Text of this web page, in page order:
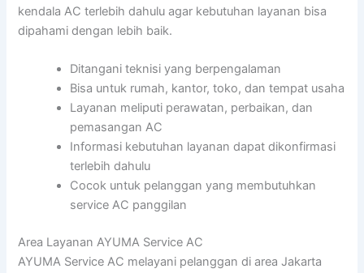
kendala AC terlebih dahulu agar kebutuhan layanan bisa
dipahami dengan lebih baik.
Ditangani teknisi yang berpengalaman
Bisa untuk rumah, kantor, toko, dan tempat usaha
Layanan meliputi perawatan, perbaikan, dan
pemasangan AC
Informasi kebutuhan layanan dapat dikonfirmasi
terlebih dahulu
Cocok untuk pelanggan yang membutuhkan
service AC panggilan
Area Layanan AYUMA Service AC
AYUMA Service AC melayani pelanggan di area Jakarta